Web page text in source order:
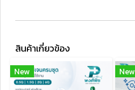
สินค้าเกี่ยวข้อง
New New